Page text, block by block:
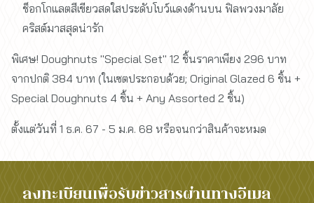
ช็อกโกแลตสีเขียวสดใสประดับโบว์แดงด้านบน ฟิลพวงมาลัย
คริสต์มาสสุดน่ารัก
พิเศษ! Doughnuts "Special Set" 12 ชิ้นราคาเพียง 296 บาท
จากปกติ 384 บาท (ในเซตประกอบด้วย; Original Glazed 6 ชิ้น +
Special Doughnuts 4 ชิ้น + Any Assorted 2 ชิ้น)
ตั้งแต่วันที่ 1 ธ.ค. 67 - 5 ม.ค. 68 หรือจนกว่าสินค้าจะหมด
ลงทะเบียนเพื่อรับข่าวสารผ่านทางอีเมล